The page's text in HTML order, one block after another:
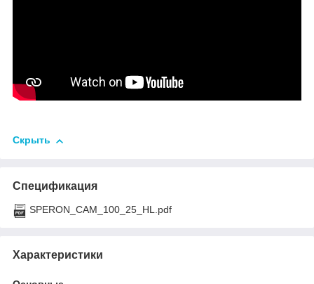
Скрыть
Спецификация
SPERON_CAM_100_25_HL.pdf
Характеристики